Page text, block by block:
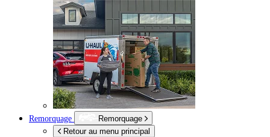
Remorquage
Remorquage
Retour au menu principal